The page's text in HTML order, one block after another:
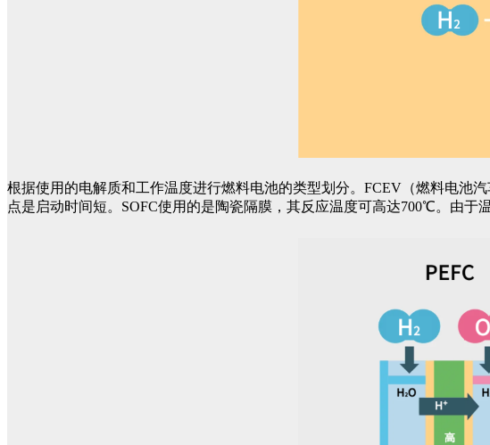
根据使用的电解质和工作温度进行燃料电池的类型划分。FCEV（燃料电池
点是启动时间短。SOFC使用的是陶瓷隔膜，其反应温度可高达700℃。由于